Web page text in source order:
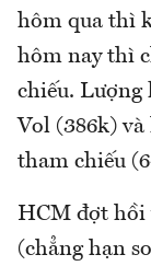
hôm qua thì
hôm nay thì
chiếu. Lượng
Vol (386k)
tham chiếu
HCM đợt hồi
(chẳng hạn